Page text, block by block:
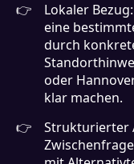
Lokaler
eine
durch
oder
klar machen.
Strukturierter